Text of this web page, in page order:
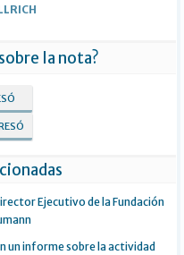
la nota?
Ejecutivo de la Fundación
un informe sobre la actividad